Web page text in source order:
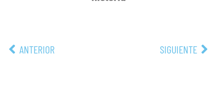
ANTERIOR SIGUIENTE